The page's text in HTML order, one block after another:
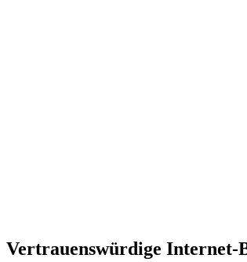
Vertrauenswürdige Internet-